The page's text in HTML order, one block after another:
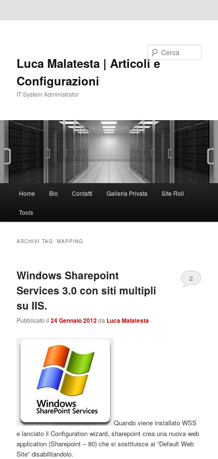
Luca Malatesta | Articoli e
Configurazioni
IT System Administrator
principale
Home Bio Contatti Galleria Privata Site Roll
Tools
ARCHIVI TAG:MAPPING
Windows Sharepoint
Services 3.0 con siti multipli
su IIS.
Pubblicato il24 Gennaio 2012da Luca Malatesta
2
Quando viene installato WSS
e lanciato il Configuration wizard, sharepoint crea una nuova web
application (Sharepoint – 80) che si sostituisce al “Default Web
Site” disabilitandolo.